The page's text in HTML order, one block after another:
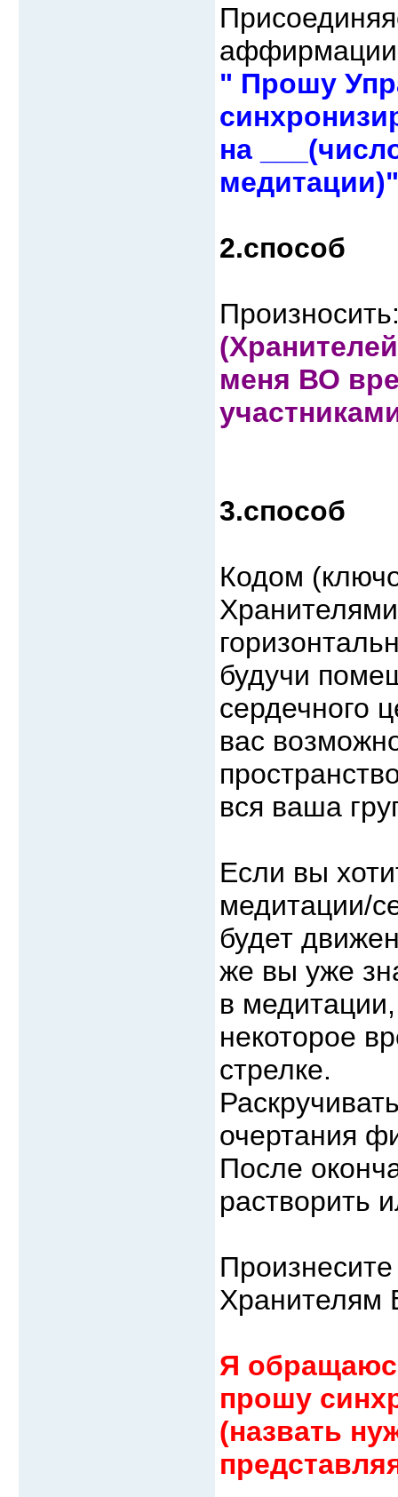
аффирмации
" Прошу
на
медитации)"
2.способ
меня ВО
3.способ
Кодом
будучи
сердечного
вас
вся ваша
Если вы
медитации/
будет
же вы уже
в
некоторое
стрелке.
очертания
После
растворить
Хранителям
Я
прошу
(назвать